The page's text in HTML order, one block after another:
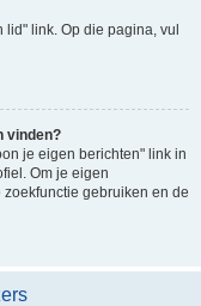
lid" link. Op die pagina, vul
vinden?
je eigen berichten" link in
Om je eigen
gebruiken en de